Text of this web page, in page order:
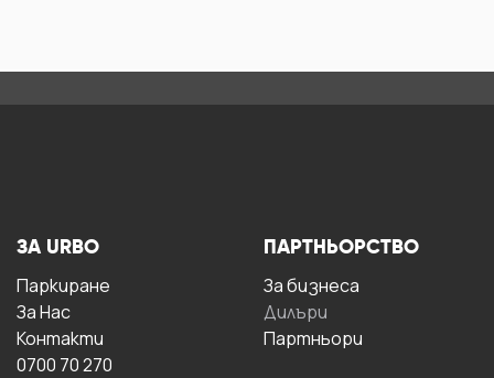
ЗА URBO
Паркиране
За Hас
Контакти
0700 70 270
ПАРТНЬОРСТВО
За бизнесa
Дилъри
Партньори